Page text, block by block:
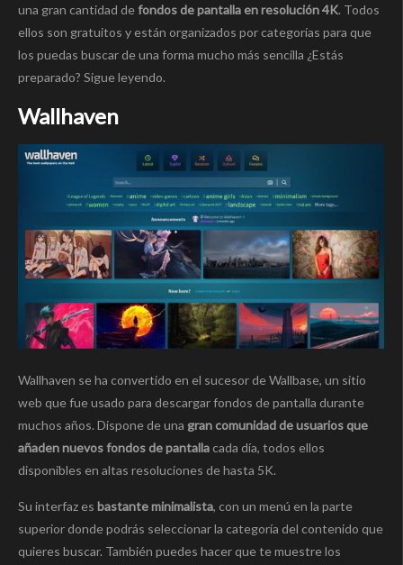
una gran cantidad defondos de pantalla en resolución 4K. Todos
ellos son gratuitos y están organizados por categorías para que
los puedas buscar de una forma mucho más sencilla ¿Estás
preparado? Sigue leyendo.
Wallhaven
Wallhaven se ha convertido en el sucesor de Wallbase, un sitio
web que fue usado para descargar fondos de pantalla durante
muchos años. Dispone de una gran comunidad de usuarios que
añaden nuevos fondos de pantallacada día, todos ellos
disponibles en altas resoluciones de hasta 5K.
Su interfaz es bastante minimalista, con un menú en la parte
superior donde podrás seleccionar la categoría del contenido que
quieres buscar. También puedes hacer que te muestre los